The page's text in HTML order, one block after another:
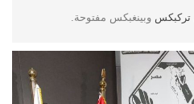
تركبكس وبينغبكس مفتوحة.